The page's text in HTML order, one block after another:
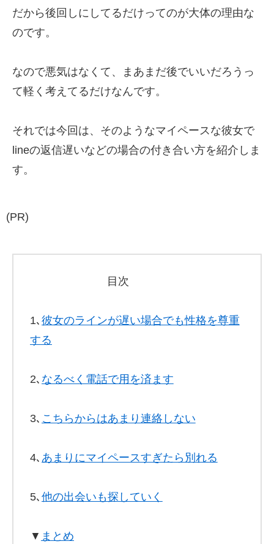
だから後回しにしてるだけってのが大体の理由な
のです。
なので悪気はなくて、まあまだ後でいいだろうっ
て軽く考えてるだけなんです。
それでは今回は、そのようなマイペースな彼女で
lineの返信遅いなどの場合の付き合い方を紹介しま
す。
(PR)
目次
1､ 彼女のラインが遅い場合でも性格を尊重
する
2､ なるべく電話で用を済ます
3､ こちらからはあまり連絡しない
4､ あまりにマイペースすぎたら別れる
5､ 他の出会いも探していく
▼ まとめ